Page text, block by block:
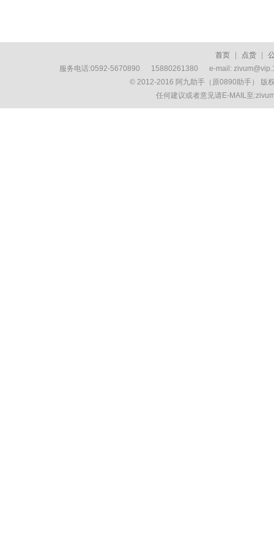
首页 点货
服务电话:0592-5670890 15880261380 e-mail:
© 2012-2016 阿九助手（原0890助手） 版
任何建议或者意见请E-MAIL至